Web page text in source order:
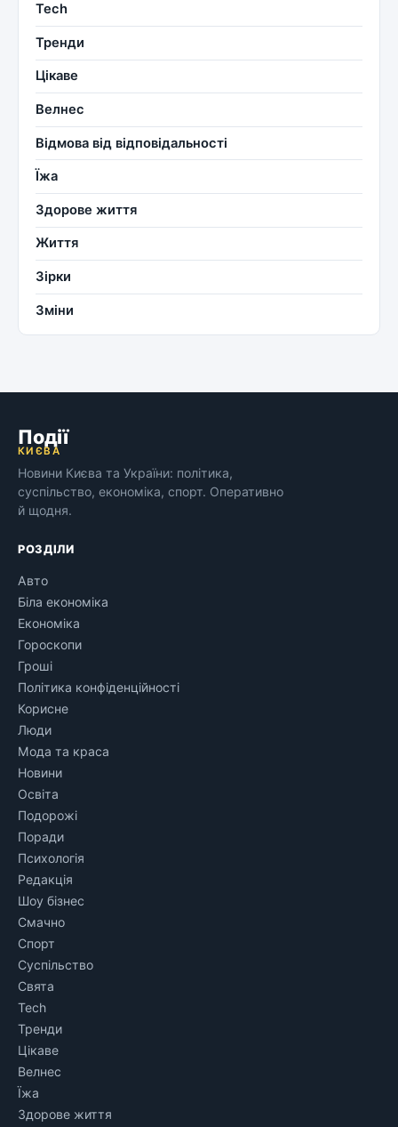
Tech
Тренди
Цікаве
Велнес
Відмова від відповідальності
Їжа
Здорове життя
Життя
Зірки
Зміни
Події
КИЄВА
Новини Києва та України: політика,
суспільство, економіка, спорт. Оперативно
й щодня.
РОЗДІЛИ
Авто
Біла економіка
Економіка
Гороскопи
Гроші
Політика конфіденційності
Корисне
Люди
Мода та краса
Новини
Освіта
Подорожі
Поради
Психологія
Редакція
Шоу бізнес
Смачно
Спорт
Суспільство
Свята
Tech
Тренди
Цікаве
Велнес
Їжа
Здорове життя